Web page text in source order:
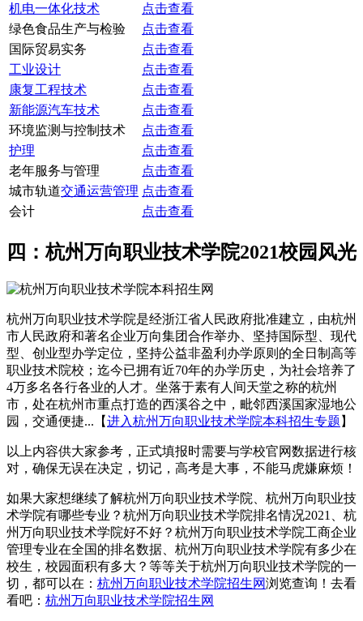
机电一体化技术
点击查看
绿色食品生产与检验
点击查看
国际贸易实务
点击查看
工业设计
点击查看
康复工程技术
点击查看
新能源汽车技术
点击查看
环境监测与控制技术
点击查看
护理
点击查看
老年服务与管理
点击查看
城市轨道交通运营管理 点击查看
会计
点击查看
四：杭州万向职业技术学院2021校园风光
杭州万向职业技术学院是经浙江省人民政府批准建立，由杭州
市人民政府和著名企业万向集团合作举办、坚持国际型、现代
型、创业型办学定位，坚持公益非盈利办学原则的全日制高等
职业技术院校；迄今已拥有近70年的办学历史，为社会培养了
4万多名各行各业的人才。坐落于素有人间天堂之称的杭州
市，处在杭州市重点打造的西溪谷之中，毗邻西溪国家湿地公
园，交通便捷...【进入杭州万向职业技术学院本科招生专题 】
以上内容供大家参考，正式填报时需要与学校官网数据进行核
对，确保无误在决定，切记，高考是大事，不能马虎嫌麻烦！
如果大家想继续了解杭州万向职业技术学院、杭州万向职业技
术学院有哪些专业？杭州万向职业技术学院排名情况2021、杭
州万向职业技术学院好不好？杭州万向职业技术学院工商企业
管理专业在全国的排名数据、杭州万向职业技术学院有多少在
校生，校园面积有多大？等等关于杭州万向职业技术学院的一
切，都可以在： 杭州万向职业技术学院招生网浏览查询！去看
看吧： 杭州万向职业技术学院招生网